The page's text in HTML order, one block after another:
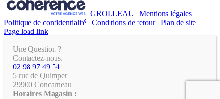
GROLLEAU | Mentions légales |
Politique de confidentialité | Conditions de retour | Plan de site
Page load link
Une Question ?
Contactez-nous.
02 98 97 49 54
5 rue de Quimper
29900 Concarneau
Horaires Magasin :